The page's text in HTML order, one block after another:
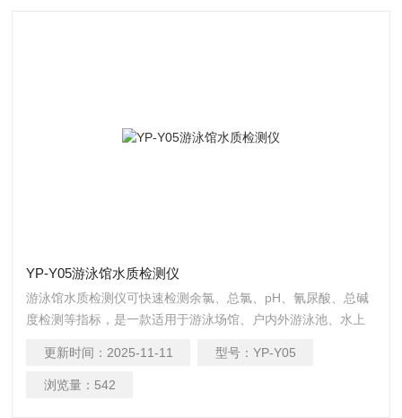
YP-Y05游泳馆水质检测仪
游泳馆水质检测仪可快速检测余氯、总氯、pH、氰尿酸、总碱
度检测等指标，是一款适用于游泳场馆、户内外游泳池、水上
更新时间： 2025-11-11 型号： YP-Y05
浏览量： 542